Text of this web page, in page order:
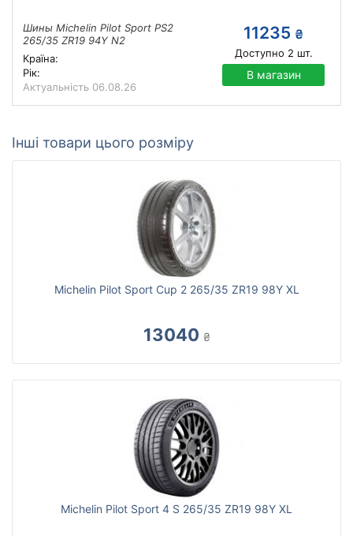
Шины Michelin Pilot Sport PS2
265/35 ZR19 94Y N2
Країна:
Рік:
Актуальність 06.08.26
11235 ₴
Доступно 2 шт.
В магазин
Інші товари цього розміру
Michelin Pilot Sport Cup 2 265/35 ZR19 98Y XL
13040 ₴
Michelin Pilot Sport 4 S 265/35 ZR19 98Y XL